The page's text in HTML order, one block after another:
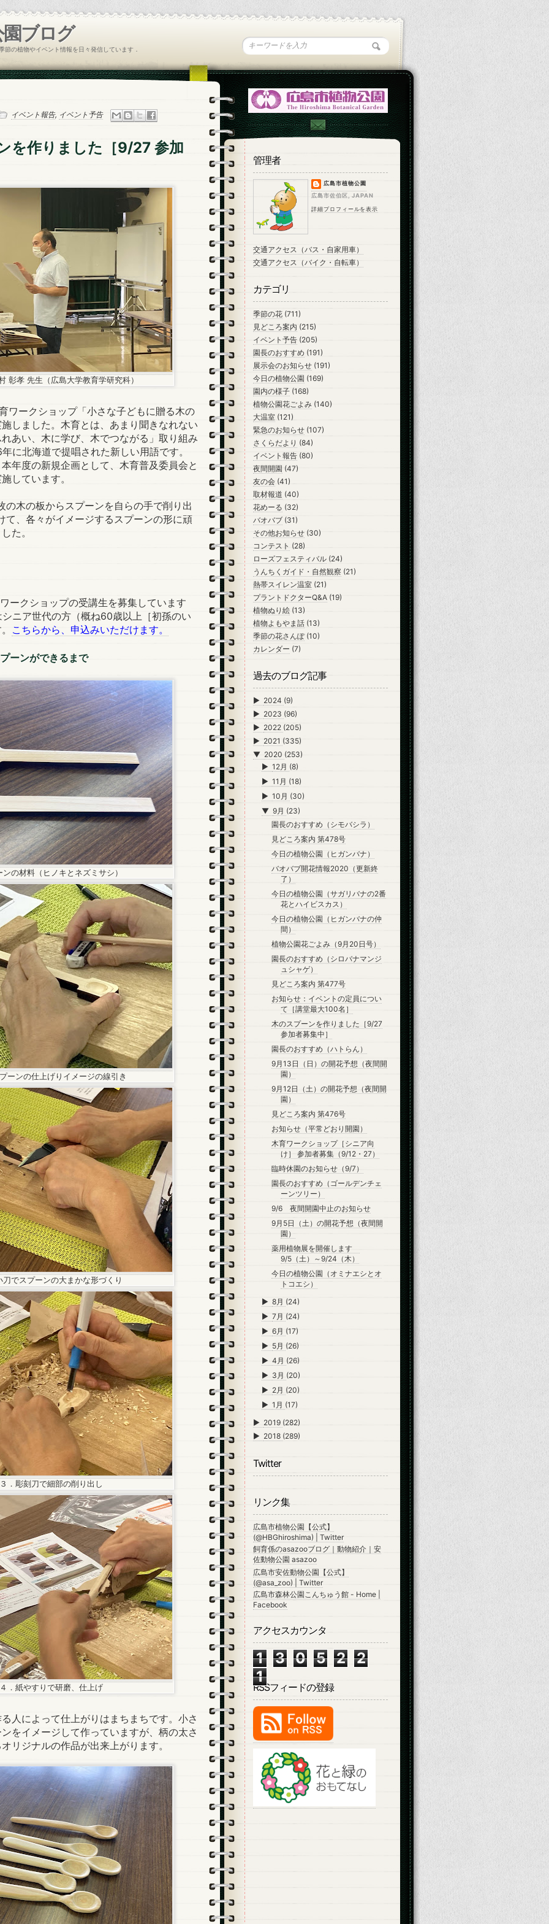
ブログ
の植物やイベント情報を日々発信しています．
イベント報告, イベント予告
を作りました［9/27 参加
彰孝 先生（広島大学教育学研究科）
ークショップ「小さな子どもに贈る木の
しました。木育とは、あまり聞きなれない
あい、木に学び、木でつながる」取り組み
に北海道で提唱された新しい用語です。
年度の新規企画として、木育普及委員会と
しています。
木の板からスプーンを自らの手で削り出
て、各々がイメージするスプーンの形に頑
た。
クショップの受講生を募集しています
ニア世代の方（概ね60歳以上［初孫のい
こちらから、申込みいただけます。
ーンができるまで
ンの材料（ヒノキとネズミサシ）
ーンの仕上げりイメージの線引き
刀でスプーンの大まかな形づくり
．彫刻刀で細部の削り出し
．紙やすりで研磨、仕上げ
人によって仕上がりはまちまちです。小さ
をイメージして作っていますが、柄の太さ
リジナルの作品が出来上がります。
管理者
広島市植物公園
広島市佐伯区, JAPAN
詳細プロフィールを表示
交通アクセス（バス・自家用車）
交通アクセス（バイク・自転車）
カテゴリ
季節の花 (711)
見どころ案内 (215)
イベント予告 (205)
園長のおすすめ (191)
展示会のお知らせ (191)
今日の植物公園 (169)
園内の様子 (168)
植物公園花ごよみ (140)
大温室 (121)
緊急のお知らせ (107)
さくらだより (84)
イベント報告 (80)
夜間開園 (47)
友の会 (41)
取材報道 (40)
花めーる (32)
バオバブ (31)
その他お知らせ (30)
コンテスト (28)
ローズフェスティバル (24)
うんちくガイド・自然観察 (21)
熱帯スイレン温室 (21)
プラントドクターQ&A (19)
植物ぬり絵 (13)
植物よもやま話 (13)
季節の花さんぽ (10)
カレンダー (7)
過去のブログ記事
► 2024 (9)
► 2023 (96)
► 2022 (205)
► 2021 (335)
▼ 2020 (253)
►12月 (8)
►11月 (18)
►10月 (30)
▼9月 (23)
園長のおすすめ（シモバシラ）
見どころ案内 第478号
今日の植物公園（ヒガンバナ）
バオバブ開花情報2020（更新終
了）
今日の植物公園（サガリバナの2番
花とハイビスカス）
今日の植物公園（ヒガンバナの仲
間）
植物公園花ごよみ（9月20日号）
園長のおすすめ（シロバナマンジ
ュシャゲ）
見どころ案内 第477号
お知らせ：イベントの定員につい
て［講堂最大100名］
木のスプーンを作りました［9/27
参加者募集中］
園長のおすすめ（ハトらん）
9月13日（日）の開花予想（夜間開
園）
9月12日（土）の開花予想（夜間開
園）
見どころ案内 第476号
お知らせ（平常どおり開園）
木育ワークショップ［シニア向
け］ 参加者募集（9/12・27）
臨時休園のお知らせ（9/7）
園長のおすすめ（ゴールデンチェ
ーンツリー）
9/6 夜間開園中止のお知らせ
9月5日（土）の開花予想（夜間開
園）
薬用植物展を開催します
9/5（土）～9/24（木）
今日の植物公園（オミナエシとオ
トコエシ）
►8月 (24)
►7月 (24)
►6月 (17)
► 5月 (26)
►4月 (26)
► 3月 (20)
► 2月 (20)
►1月 (17)
► 2019 (282)
► 2018 (289)
Twitter
リンク集
広島市植物公園【公式】
(@HBGhiroshima) | Twitter
飼育係のasazooブログ｜動物紹介｜安
佐動物公園 asazoo
広島市安佐動物公園【公式】
(@asa_zoo) | Twitter
広島市森林公園こんちゅう館 - Home |
Facebook
アクセスカウンタ
1 3 0 5 2
2
1
RSSフィードの登録